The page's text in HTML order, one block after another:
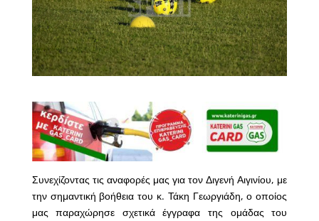
Συνεχίζοντας τις αναφορές μας για τον Διγενή Αιγινίου, με
την σημαντική βοήθεια του κ. Τάκη Γεωργιάδη, ο οποίος
μας παραχώρησε σχετικά έγγραφα της ομάδας του